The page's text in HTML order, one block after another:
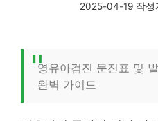
2025-04-19 작성
영유아검진 문진표 및
완벽 가이드